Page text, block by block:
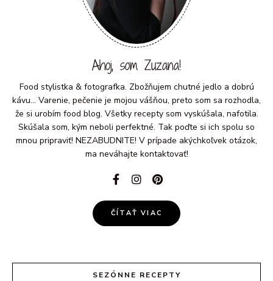
Ahoj, som Zuzana!
Food stylistka & fotografka. Zbožňujem chutné jedlo a dobrú
kávu... Varenie, pečenie je mojou vášňou, preto som sa rozhodla,
že si urobím food blog. Všetky recepty som vyskúšala, nafotila.
Skúšala som, kým neboli perfektné. Tak poďte si ich spolu so
mnou pripraviť! NEZABUDNITE! V prípade akýchkoľvek otázok,
ma neváhajte kontaktovať!
ČÍTAŤ VIAC
SEZÓNNE RECEPTY